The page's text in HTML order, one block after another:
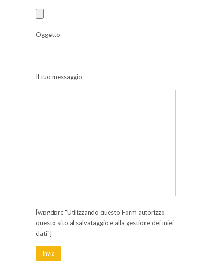
Oggetto
Il tuo messaggio
[wpgdprc "Utilizzando questo Form autorizzo
questo sito al salvataggio e alla gestione dei miei
dati"]